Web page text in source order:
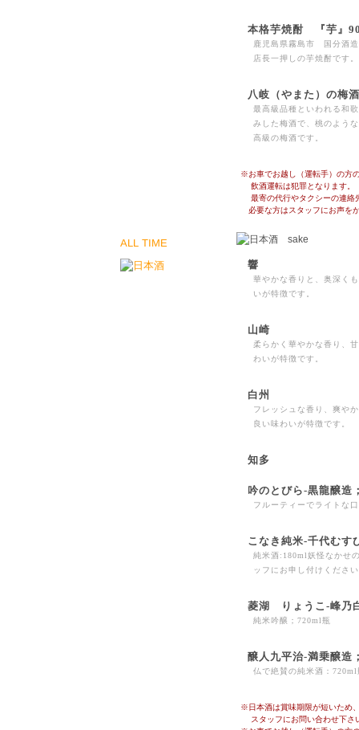
本格芋焼酎 『芋』
鹿児島県霧島市 国分酒造
店長一押しの芋焼酎です。
八岐（やまた）の梅
最高級品種といわれる和
みした梅酒で、桃のよう
高級の梅酒です。
※お車でお越し（運転手）の方
飲酒運転は犯罪となります。
最寄の代行やタクシーの連絡
必要な方はスタッフにお声を
ALL TIME
響
華やかな香りと、奥深く
いが特徴です。
山崎
柔らかく華やかな香り、
わいが特徴です。
白州
フレッシュな香り、爽や
良い味わいが特徴です。
知多
吟のとびら-黒龍醸造
フルーティーでライトな
こなき純米-千代むす
純米酒:180ml妖怪なかせ
ッフにお申し付けくださ
菱湖 りょうこ-峰乃
純米吟醸；720ml瓶
醸人九平治-満乗醸造
仏で絶賛の純米酒：720ml
※日本酒は賞味期限が短いため
スタッフにお問い合わせ下さ